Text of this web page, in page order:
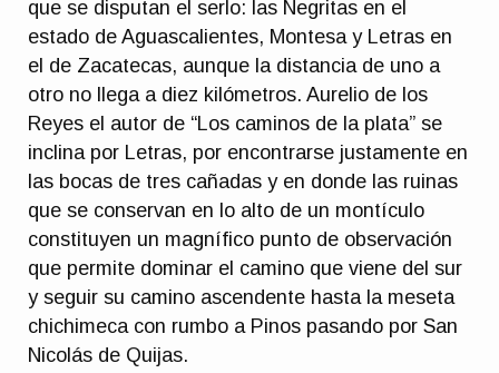
que se disputan el serlo: las Negritas en el
estado de Aguascalientes, Montesa y Letras en
el de Zacatecas, aunque la distancia de uno a
otro no llega a diez kilómetros. Aurelio de los
Reyes el autor de “Los caminos de la plata” se
inclina por Letras, por encontrarse justamente en
las bocas de tres cañadas y en donde las ruinas
que se conservan en lo alto de un montículo
constituyen un magnífico punto de observación
que permite dominar el camino que viene del sur
y seguir su camino ascendente hasta la meseta
chichimeca con rumbo a Pinos pasando por San
Nicolás de Quijas.